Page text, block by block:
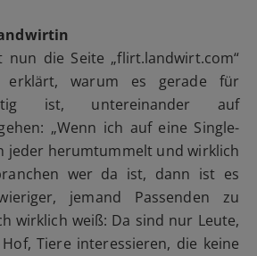
nun die Seite „flirt.landwirt.com“
erklärt, warum es gerade für
ist, untereinander auf
„Wenn ich auf eine Single-
jeder herumtummelt und wirklich
wer da ist, dann ist es
jemand Passenden zu
wirklich weiß: Da sind nur Leute,
Tiere interessieren, die keine